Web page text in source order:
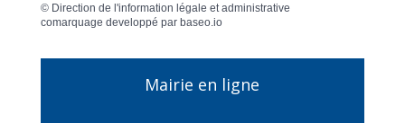
© Direction de l'information légale et administrative
comarquage developpé par baseo.io
Mairie en ligne